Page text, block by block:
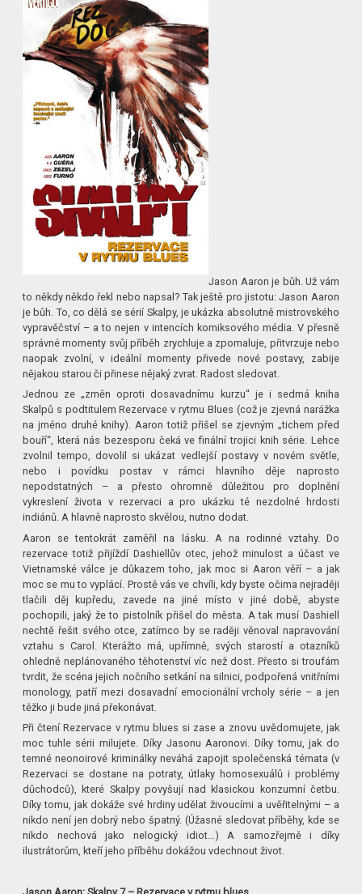
Jason Aaron je bůh. Už vám
to někdy někdo řekl nebo napsal? Tak ještě pro jistotu: Jason Aaron
je bůh. To, co dělá se sérií Skalpy, je ukázka absolutně mistrovského
vypravěčství – a to nejen v intencích komiksového média. V přesně
správné momenty svůj příběh zrychluje a zpomaluje, přitvrzuje nebo
naopak zvolní, v ideální momenty přivede nové postavy, zabije
nějakou starou či přinese nějaký zvrat. Radost sledovat.
Jednou ze „změn oproti dosavadnímu kurzu“ je i sedmá kniha
Skalpů s podtitulem Rezervace v rytmu Blues (což je zjevná narážka
na jméno druhé knihy). Aaron totiž přišel se zjevným „tichem před
bouří“, která nás bezesporu čeká ve finální trojici knih série. Lehce
zvolnil tempo, dovolil si ukázat vedlejší postavy v novém světle,
nebo i povídku postav v rámci hlavního děje naprosto
nepodstatných – a přesto ohromně důležitou pro doplnění
vykreslení života v rezervaci a pro ukázku té nezdolné hrdosti
indiánů. A hlavně naprosto skvělou, nutno dodat.
Aaron se tentokrát zaměřil na lásku. A na rodinné vztahy. Do
rezervace totiž přijíždí Dashiellův otec, jehož minulost a účast ve
Vietnamské válce je důkazem toho, jak moc si Aaron věří – a jak
moc se mu to vyplácí. Prostě vás ve chvíli, kdy byste očima nejraději
tlačili děj kupředu, zavede na jiné místo v jiné době, abyste
pochopili, jaký že to pistolník přišel do města. A tak musí Dashiell
nechtě řešit svého otce, zatímco by se raději věnoval napravování
vztahu s Carol. Kterážto má, upřímně, svých starostí a otazníků
ohledně neplánovaného těhotenství víc než dost. Přesto si troufám
tvrdit, že scéna jejich nočního setkání na silnici, podpořená vnitřními
monology, patří mezi dosavadní emocionální vrcholy série – a jen
těžko ji bude jiná překonávat.
Při čtení Rezervace v rytmu blues si zase a znovu uvědomujete, jak
moc tuhle sérii milujete. Díky Jasonu Aaronovi. Díky tomu, jak do
temné neonoirové kriminálky neváhá zapojit společenská témata (v
Rezervaci se dostane na potraty, útlaky homosexuálů i problémy
důchodců), které Skalpy povyšují nad klasickou konzumní četbu.
Díky tomu, jak dokáže své hrdiny udělat živoucími a uvěřitelnými – a
nikdo není jen dobrý nebo špatný. (Úžasné sledovat příběhy, kde se
nikdo nechová jako nelogický idiot…) A samozřejmě i díky
ilustrátorům, kteří jeho příběhu dokážou vdechnout život.